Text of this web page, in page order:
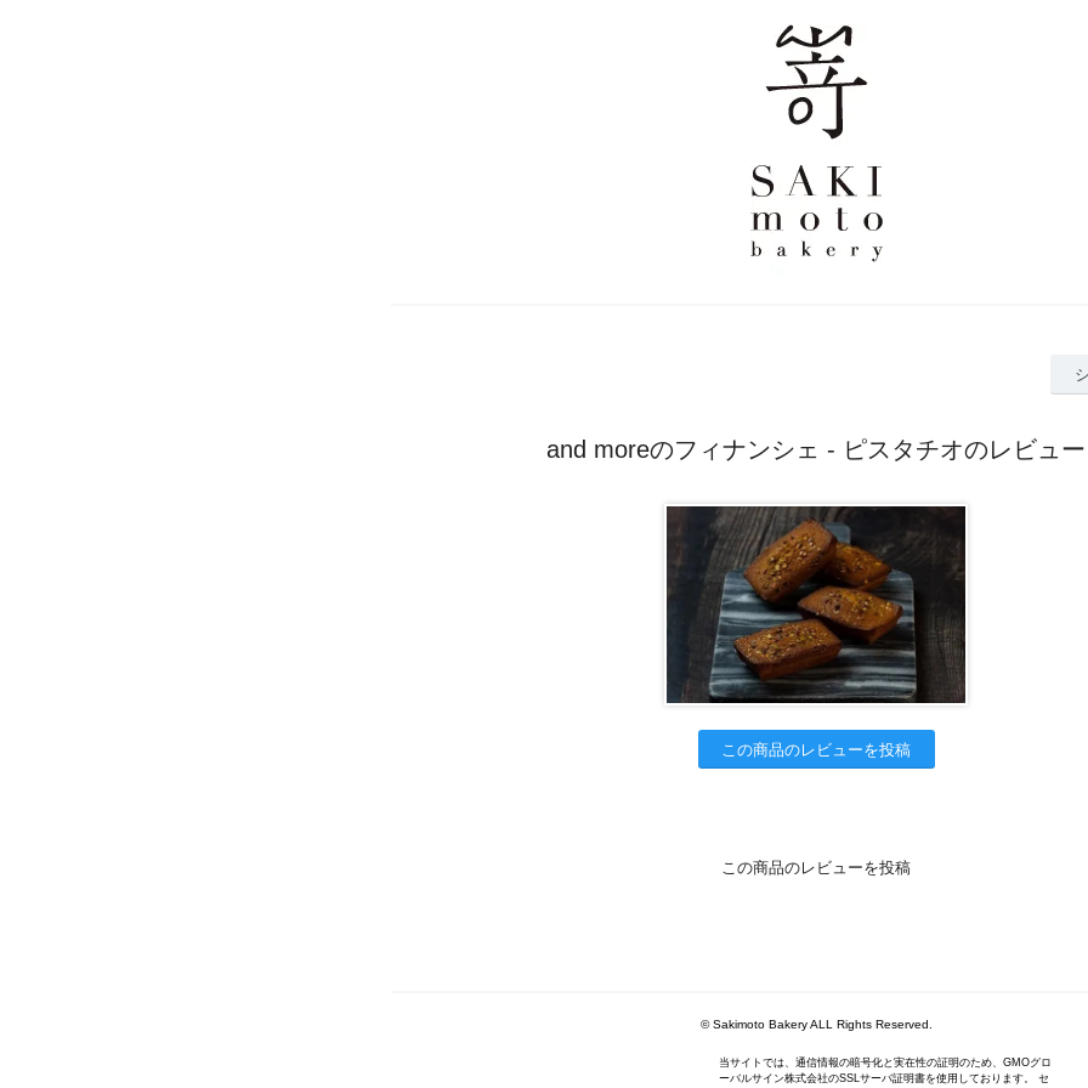
and moreのフィナンシェ - ピスタチオのレビュー
この商品のレビューを投稿
この商品のレビューを投稿
© Sakimoto Bakery ALL Rights Reserved.
当サイトでは、通信情報の暗号化と実在性の証明のため、GMOグロ
ーバルサイン株式会社のSSLサーバ証明書を使用しております。 セ